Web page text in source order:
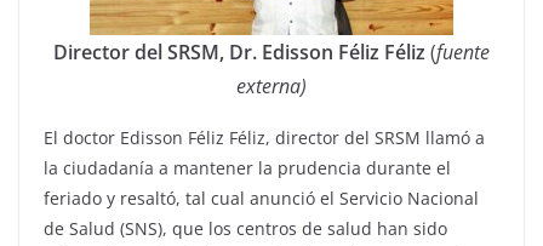
Director del SRSM, Dr. Edisson Féliz Féliz (fuente
externa)
El doctor Edisson Féliz Féliz, director del SRSM llamó a
la ciudadanía a mantener la prudencia durante el
feriado y resaltó, tal cual anunció el Servicio Nacional
de Salud (SNS), que los centros de salud han sido